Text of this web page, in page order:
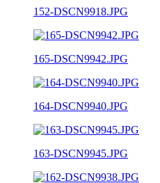
152-DSCN9918.JPG
165-DSCN9942.JPG
164-DSCN9940.JPG
163-DSCN9945.JPG